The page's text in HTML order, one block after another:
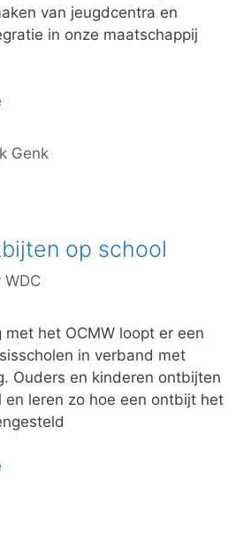
van jeugdcentra en
in onze maatschappij
Genk
op school
WDC
met het OCMW loopt er een
in verband met
Ouders en kinderen ontbijten
en leren zo hoe een ontbijt het